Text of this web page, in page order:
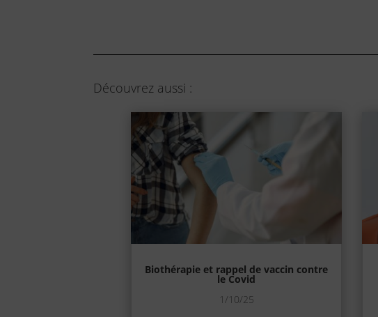
Découvrez aussi :
Biothérapie et rappel de vaccin contre
le Covid
1/10/25